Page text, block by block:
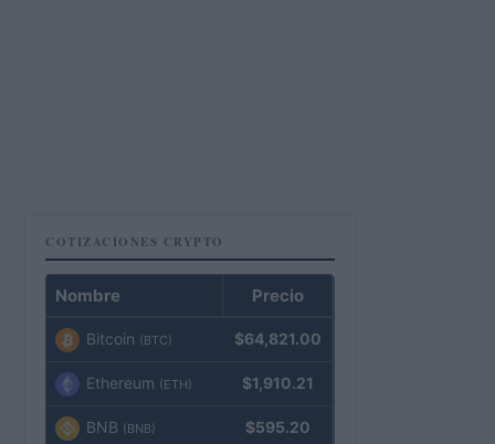
COTIZACIONES CRYPTO
Nombre Precio
Bitcoin (BTC) $64,821.00
Ethereum (ETH) $1,910.21
BNB (BNB) $595.20